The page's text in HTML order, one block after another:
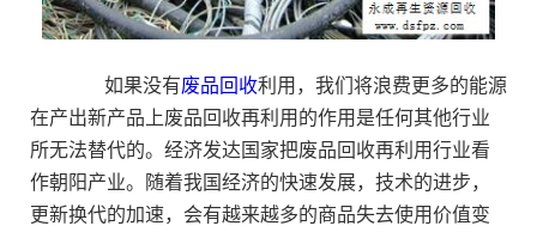
如果没有废品回收利用，我们将浪费更多的能源
在产出新产品上废品回收再利用的作用是任何其他行业
所无法替代的。经济发达国家把废品回收再利用行业看
作朝阳产业。随着我国经济的快速发展，技术的进步，
更新换代的加速，会有越来越多的商品失去使用价值变